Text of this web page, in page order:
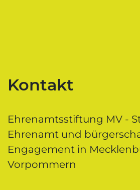
Kontakt
Ehrenamtsstiftung MV -
Ehrenamt und
Engagement in
Vorpommern